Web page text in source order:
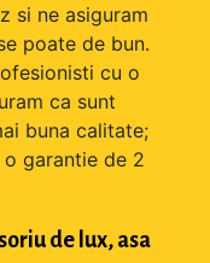
si ne asiguram
poate de bun.
cu o
ca sunt
buna calitate;
garantie de 2
de lux, asa